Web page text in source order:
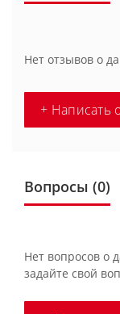
Нет отзывов о
+ Написать
Вопросы (0)
Нет вопросов о
задайте свой